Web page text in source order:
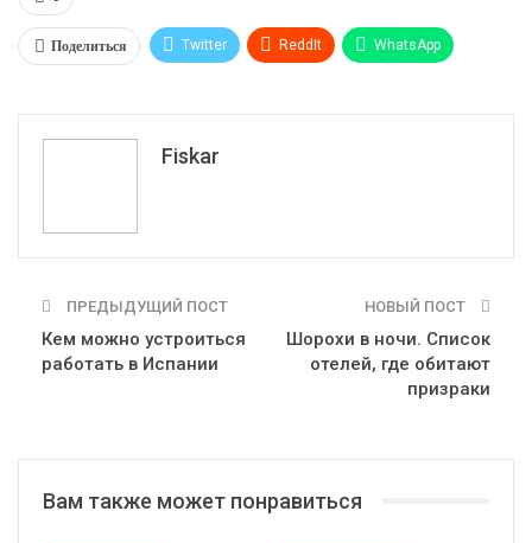
Поделиться Twitter ReddIt WhatsApp
Telegram
Fiskar
ПРЕДЫДУЩИЙ ПОСТ
Кем можно устроиться
работать в Испании
НОВЫЙ ПОСТ
Шорохи в ночи. Список
отелей, где обитают
призраки
Вам также может понравиться